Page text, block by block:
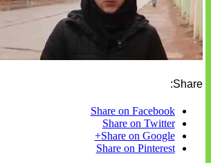
Share:
Share on Facebook
Share on Twitter
Share on Google+
Share on Pinterest